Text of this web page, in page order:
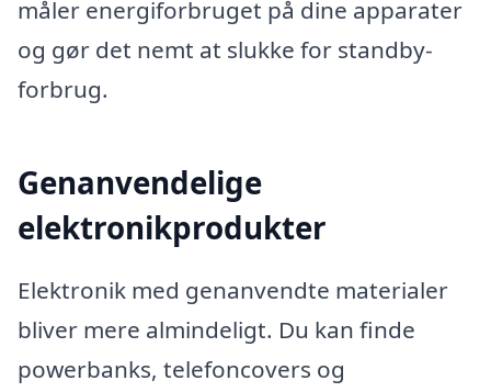
måler energiforbruget på dine apparater
og gør det nemt at slukke for standby-
forbrug.
Genanvendelige
elektronikprodukter
Elektronik med genanvendte materialer
bliver mere almindeligt. Du kan finde
powerbanks, telefoncovers og